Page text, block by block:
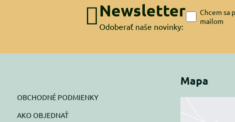
Newsletter
Odoberať naše novinky:
Chcem sa
mailom
OBCHODNÉ PODMIENKY
AKO OBJEDNAŤ
Mapa